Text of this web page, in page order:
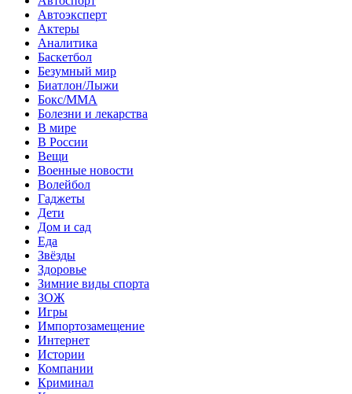
Автоэксперт
Актеры
Аналитика
Баскетбол
Безумный мир
Биатлон/Лыжи
Бокс/MMA
Болезни и лекарства
В мире
В России
Вещи
Военные новости
Волейбол
Гаджеты
Дети
Дом и сад
Еда
Звёзды
Здоровье
Зимние виды спорта
ЗОЖ
Игры
Импортозамещение
Интернет
Истории
Компании
Криминал